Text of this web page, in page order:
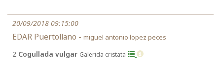
20/09/2018 09:15:00
EDAR Puertollano - miguel antonio lopez peces
2 Cogullada vulgar Galerida cristata